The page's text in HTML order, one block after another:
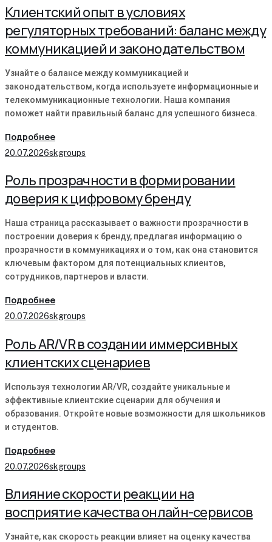
Клиентский опыт в условиях
регуляторных требований: баланс между
коммуникацией и законодательством
Узнайте о балансе между коммуникацией и
законодательством, когда используете информационные и
телекоммуникационные технологии. Наша компания
поможет найти правильный баланс для успешного бизнеса.
Подробнее
20.07.2026skgroups
Роль прозрачности в формировании
доверия к цифровому бренду
Наша страница рассказывает о важности прозрачности в
построении доверия к бренду, предлагая информацию о
прозрачности в коммуникациях и о том, как она становится
ключевым фактором для потенциальных клиентов,
сотрудников, партнеров и власти.
Подробнее
20.07.2026skgroups
Роль AR/VR в создании иммерсивных
клиентских сценариев
Используя технологии AR/VR, создайте уникальные и
эффективные клиентские сценарии для обучения и
образования. Откройте новые возможности для школьников
и студентов.
Подробнее
20.07.2026skgroups
Влияние скорости реакции на
восприятие качества онлайн-сервисов
Узнайте, как скорость реакции влияет на оценку качества